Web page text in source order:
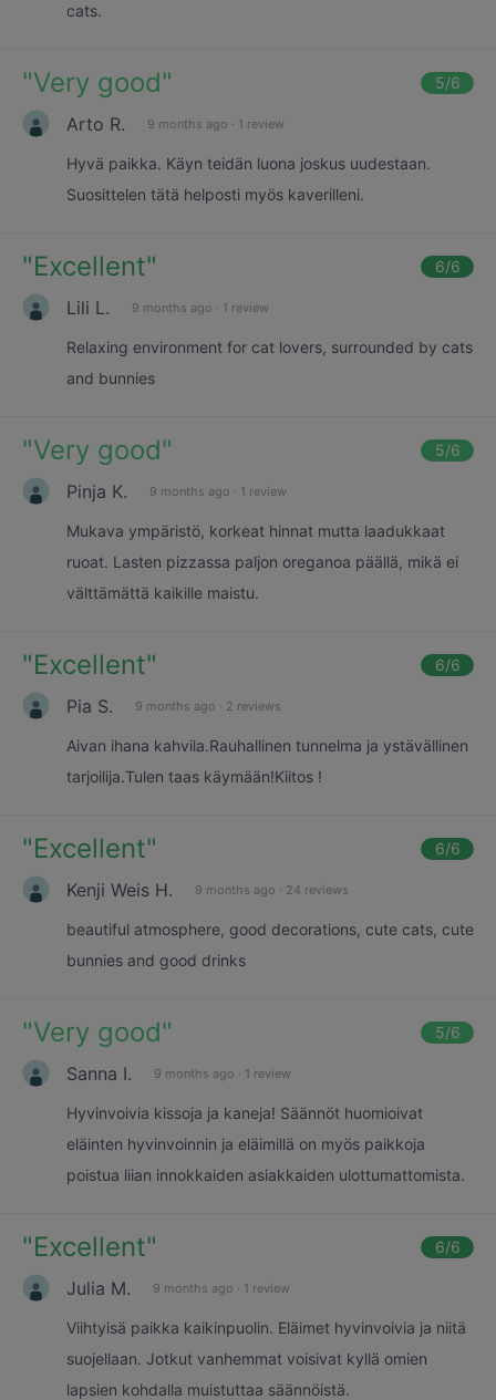
cats.
"Very good" 5/6
Arto R. 9 months ago · 1 review
Hyvä paikka. Käyn teidän luona joskus uudestaan.
Suosittelen tätä helposti myös kaverilleni.
"Excellent" 6/6
Lili L. 9 months ago · 1 review
Relaxing environment for cat lovers, surrounded by cats
and bunnies
"Very good" 5/6
Pinja K. 9 months ago · 1 review
Mukava ympäristö, korkeat hinnat mutta laadukkaat
ruoat. Lasten pizzassa paljon oreganoa päällä, mikä ei
välttämättä kaikille maistu.
"Excellent" 6/6
Pia S. 9 months ago · 2 reviews
Aivan ihana kahvila.Rauhallinen tunnelma ja ystävällinen
tarjoilija.Tulen taas käymään!Kiitos !
"Excellent" 6/6
Kenji Weis H. 9 months ago · 24 reviews
beautiful atmosphere, good decorations, cute cats, cute
bunnies and good drinks
"Very good" 5/6
Sanna I. 9 months ago · 1 review
Hyvinvoivia kissoja ja kaneja! Säännöt huomioivat
eläinten hyvinvoinnin ja eläimillä on myös paikkoja
poistua liian innokkaiden asiakkaiden ulottumattomista.
"Excellent" 6/6
Julia M. 9 months ago · 1 review
Viihtyisä paikka kaikinpuolin. Eläimet hyvinvoivia ja niitä
suojellaan. Jotkut vanhemmat voisivat kyllä omien
lapsien kohdalla muistuttaa säännöistä.